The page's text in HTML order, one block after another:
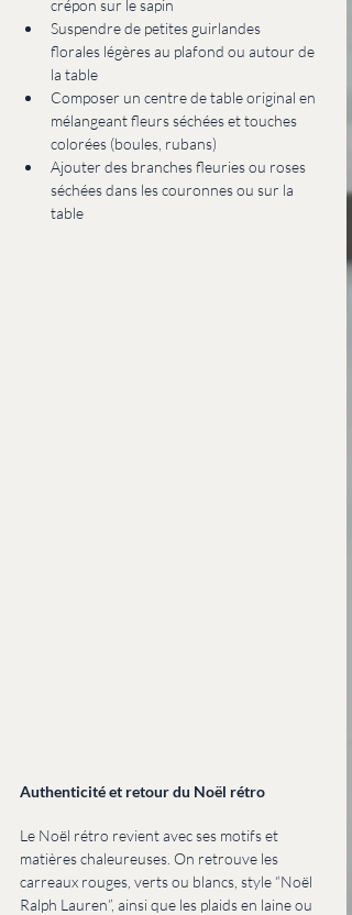
crépon sur le sapin
Suspendre de petites guirlandes
florales légères au plafond ou autour de
la table
Composer un centre de table original en
mélangeant fleurs séchées et touches
colorées (boules, rubans)
Ajouter des branches fleuries ou roses
séchées dans les couronnes ou sur la
table
Authenticité et retour du Noël rétro
Le Noël rétro revient avec ses motifs et
matières chaleureuses. On retrouve les
carreaux rouges, verts ou blancs, style “Noël
Ralph Lauren”, ainsi que les plaids en laine ou